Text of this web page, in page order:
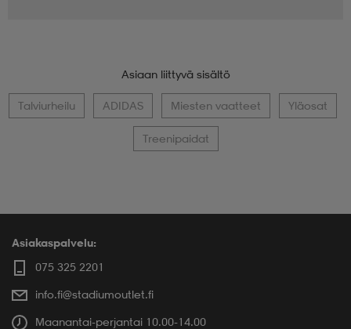
Asiaan liittyvä sisältö
Talviurheilu ADIDAS Miesten vaatteet Yläosat
Treenipaidat
Asiakaspalvelu:
075 325 2201
info.fi@stadiumoutlet.fi
Maanantai-perjantai 10.00-14.00